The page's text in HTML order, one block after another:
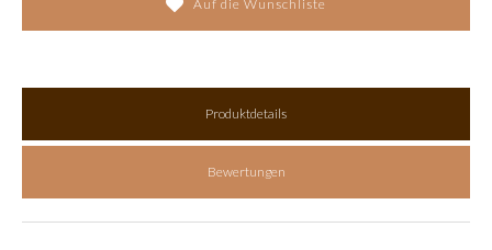
Auf die Wunschliste
Produktdetails
Bewertungen